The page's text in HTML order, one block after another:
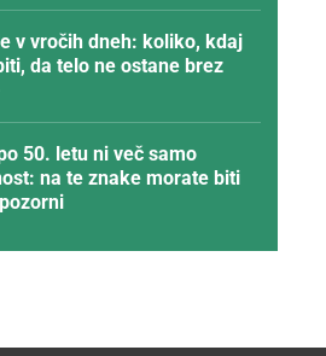
v vročih dneh: koliko, kdaj
da telo ne ostane brez
50. letu ni več samo
na te znake morate biti